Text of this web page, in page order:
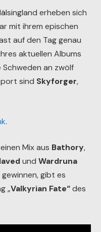
erheben sich
mit ihrem epischen
auf den Tag genau
aktuellen Albums
Schweden an zwölf
sind Skyforger,
.
Mix aus Bathory,
und Wardruna
gibt es
„Valkyrian Fate“des